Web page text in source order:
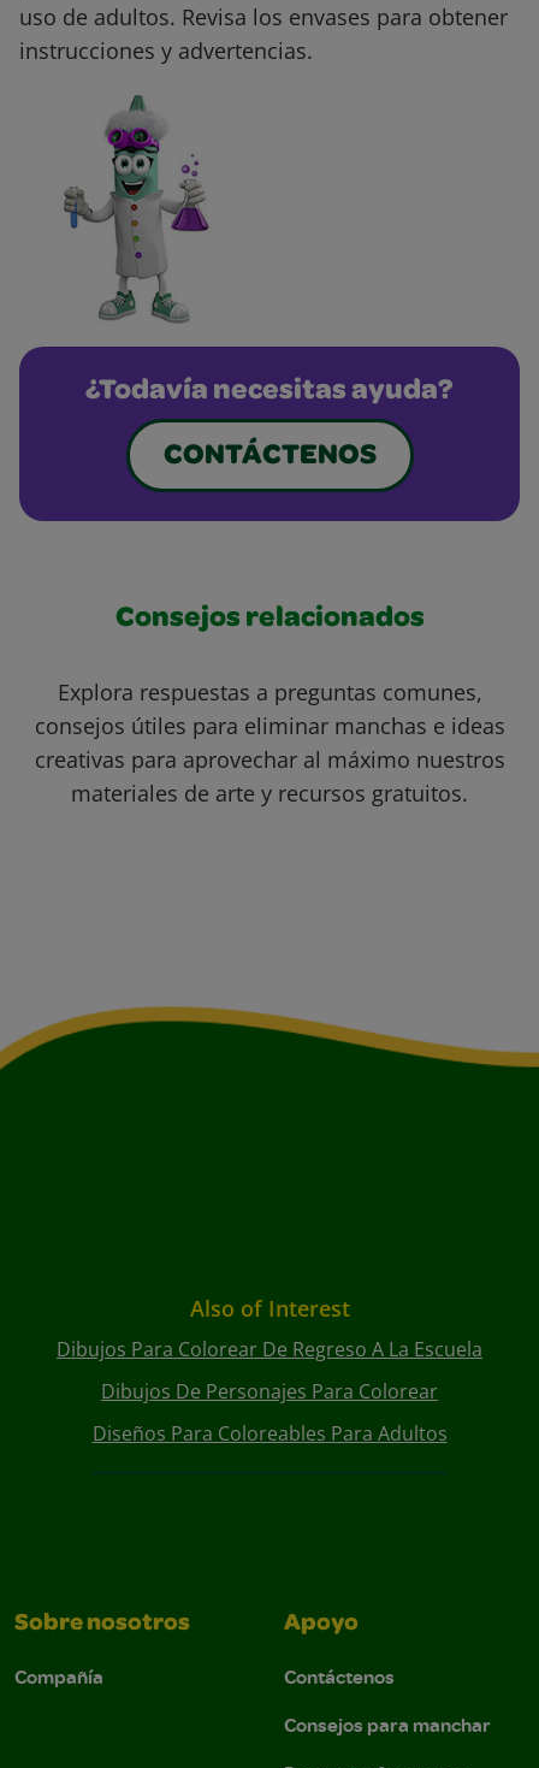
uso de adultos. Revisa los envases para obtener
instrucciones y advertencias.
¿Todavía necesitas ayuda?
CONTÁCTENOS
Consejos relacionados
Explora respuestas a preguntas comunes,
consejos útiles para eliminar manchas e ideas
creativas para aprovechar al máximo nuestros
materiales de arte y recursos gratuitos.
Also of Interest
Dibujos Para Colorear De Regreso A La Escuela
Dibujos De Personajes Para Colorear
Diseños Para Coloreables Para Adultos
Sobre nosotros
Compañía
Apoyo
Contáctenos
Consejos para manchar